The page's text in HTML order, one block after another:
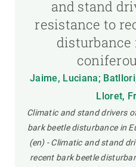
and stand
resistance to
disturbance
Jaime, Luciana;
Lloret,
Climatic and stand drivers
bark beetle disturbance in
(en) - Climatic and stand
recent bark beetle